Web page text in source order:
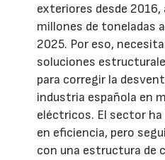
exteriores desde 2016,
millones de toneladas
2025. Por eso,
soluciones
para corregir la
industria española en
eléctricos. El sector ha
en eficiencia, pero
con una estructura de